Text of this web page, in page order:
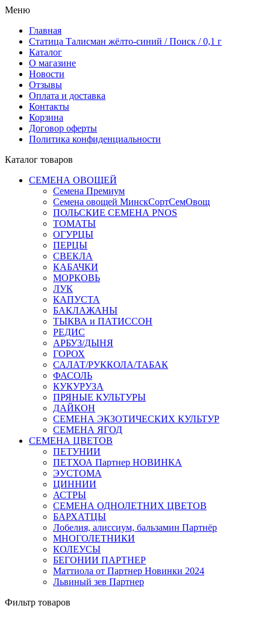
Меню
Главная
Статица Талисман жёлто-синий / Поиск / 0,1 г
Каталог
О магазине
Новости
Отзывы
Оплата и доставка
Контакты
Корзина
Договор оферты
Политика конфиденциальности
Каталог товаров
СЕМЕНА ОВОЩЕЙ
Семена Премиум
Семена овощей МинскСортСемОвощ
ПОЛЬСКИЕ СЕМЕНА PNOS
ТОМАТЫ
ОГУРЦЫ
ПЕРЦЫ
СВЕКЛА
КАБАЧКИ
МОРКОВЬ
ЛУК
КАПУСТА
БАКЛАЖАНЫ
ТЫКВА и ПАТИССОН
РЕДИС
АРБУЗ/ДЫНЯ
ГОРОХ
САЛАТ/РУККОЛА/ТАБАК
ФАСОЛЬ
КУКУРУЗА
ПРЯНЫЕ КУЛЬТУРЫ
ДАЙКОН
СЕМЕНА ЭКЗОТИЧЕСКИХ КУЛЬТУР
СЕМЕНА ЯГОД
СЕМЕНА ЦВЕТОВ
ПЕТУНИИ
ПЕТХОА Партнер НОВИНКА
ЭУСТОМА
ЦИННИИ
АСТРЫ
СЕМЕНА ОДНОЛЕТНИХ ЦВЕТОВ
БАРХАТЦЫ
Лобелия, алиссиум, бальзамин Партнёр
МНОГОЛЕТНИКИ
КОЛЕУСЫ
БЕГОНИИ ПАРТНЕР
Маттиола от Партнер Новинки 2024
Львиный зев Партнер
Фильтр товаров